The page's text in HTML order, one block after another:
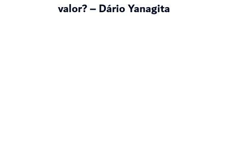
valor? – Dário Yanagita